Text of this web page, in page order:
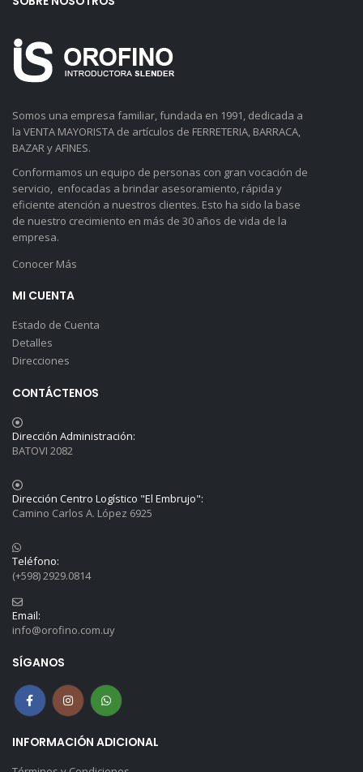
Somos una empresa familiar, fundada en 1991, dedicada a
la VENTA MAYORISTA de artículos de FERRETERIA, BARRACA,
BAZAR y AFINES.
Conformamos un equipo de personas con gran vocación de
servicio, enfocadas a brindar asesoramiento, rápida y
eficiente atención a nuestros clientes. Esto ha sido la base
de nuestro crecimiento en más de 30 años de vida de la
empresa.
Conocer Más
MI CUENTA
Estado de Cuenta
Detalles
Direcciones
CONTÁCTENOS
Dirección Administración:
BATOVI 2082
Dirección Centro Logístico "El Embrujo":
Camino Carlos A. López 6925
Teléfono:
(+598) 2929.0814
Email:
info@orofino.com.uy
SÍGANOS
INFORMACIÓN ADICIONAL